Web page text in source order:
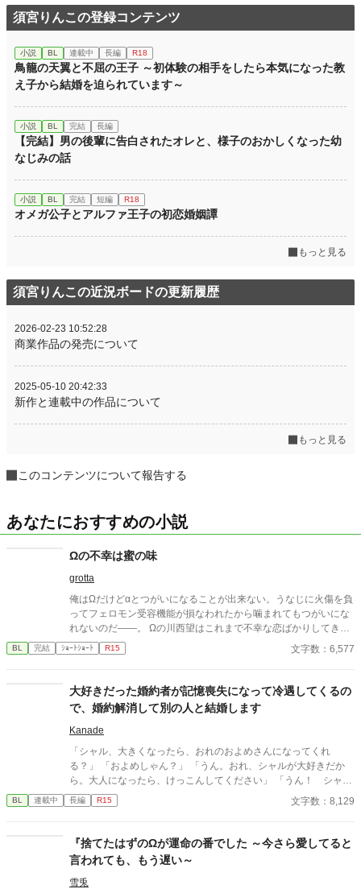
須宮りんこの登録コンテンツ
小説 BL 連載中 長編 R18
鳥籠の天翼と不屈の王子 ～初体験の相手をしたら本気になった教
え子から結婚を迫られています～
小説 BL 完結 長編
【完結】男の後輩に告白されたオレと、様子のおかしくなった幼
なじみの話
小説 BL 完結 短編 R18
オメガ公子とアルファ王子の初恋婚姻譚
もっと見る
須宮りんこの近況ボードの更新履歴
2026-02-23 10:52:28
商業作品の発売について
2025-05-10 20:42:33
新作と連載中の作品について
もっと見る
このコンテンツについて報告する
あなたにおすすめの小説
Ωの不幸は蜜の味
grotta
俺はΩだけどαとつがいになることが出来ない。うなじに火傷を負
ってフェロモン受容機能が損なわれたから噛まれてもつがいにな
れないのだ――。 Ωの川西望はこれまで不幸な恋ばかりしてき
た。 そんな自分でも良いと言ってくれた相手と結婚することにな
るも、直前で婚約は破棄される。 何もかも諦めかけた時、望に同
った。 6千文字程度のショートショート。 思いついてダダっと書
いたので設定ゆるいです。
BL 完結 ｼｮｰﾄｼｮｰﾄ R15 文字数：6,577
大好きだった婚約者が記憶喪失になって冷遇してくるの
で、婚約解消して別の人と結婚します
Kanade
「シャル、大きくなったら、おれのおよめさんになってくれ
る？」 「およめしゃん？」 「うん。おれ、シャルが大好きだか
ら。大人になったら、けっこんしてください」 「うん！ シャル
もリュシーしゃま、だいしゅき！ およめしゃん、なる！」 ✩
✩ ✩ 幼き日に交わした『約束』。その約束が果たされたの
から三年。リュシオンが事故により記憶喪失になったことで、全
てが狂っていく――。 ――――――――――― ✻男しかいな
い、αとΩしかいない世界観なので、女性やβといった概念は出て
きません。 ✻独自設定の異世界オメガバースです。 ✻4話までは
BL 連載中 長編 R15 文字数：8,129
『捨てたはずのΩが運命の番でした ～今さら愛してると
言われても、もう遅い～
雪兎